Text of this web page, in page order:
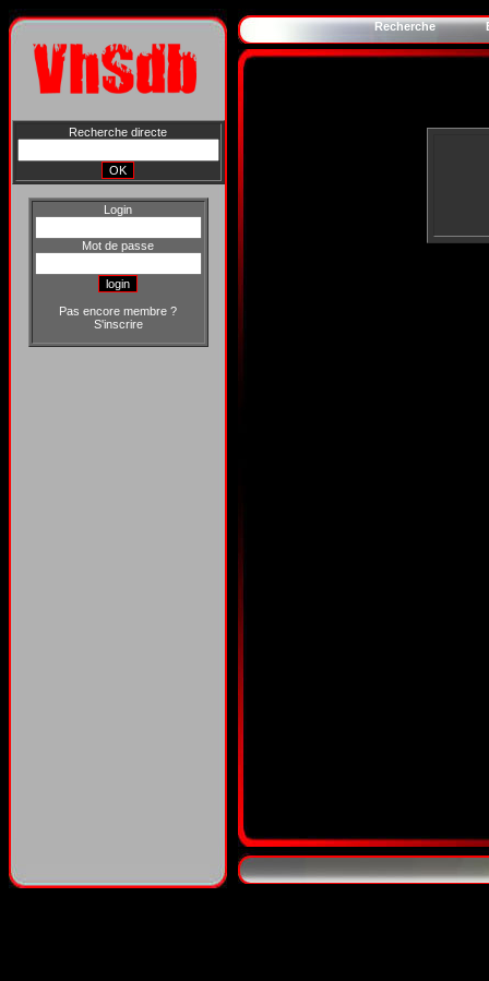
Recherche directe
Login
Mot de passe
Pas encore membre ?
S'inscrire
Recherche